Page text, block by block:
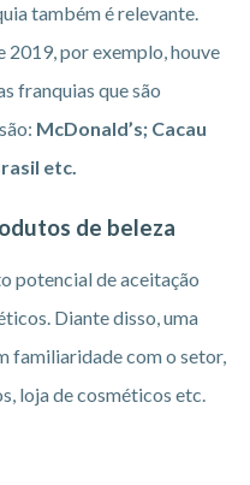
também é relevante.
por exemplo, houve
franquias que são
McDonald’s; Cacau
etc.
de beleza
potencial de aceitação
Diante disso, uma
familiaridade com o setor,
loja de cosméticos etc.